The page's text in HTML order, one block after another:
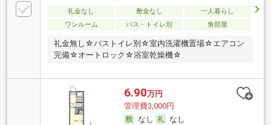
礼金なし 敷金なし
一人暮らし
ワンルーム
バス・トイレ別 角部屋
礼金無し☆バストイレ別☆室内洗濯機置場☆エアコン
完備☆オートロック☆浴室乾燥機☆
6.90万円
管理費3,000円
なし
なし